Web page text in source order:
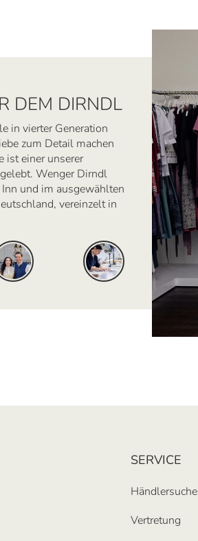
DEM DIRNDL
in vierter Generation
zum Detail machen
ist einer unserer
Wenger Dirndl
und im ausgewählten
vereinzelt in
SERVICE
Händlersuche
Vertretung